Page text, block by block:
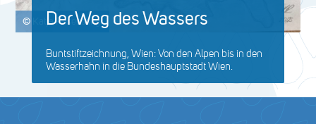
© Katja Rosenstingl
Der Weg des Wassers
Buntstiftzeichnung, Wien: Von den Alpen bis in den
Wasserhahn in die Bundeshauptstadt Wien.